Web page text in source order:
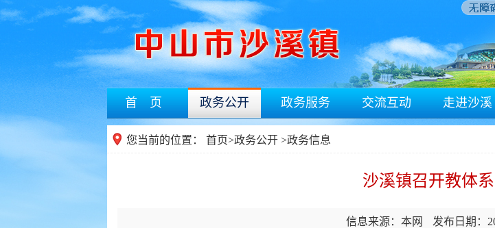
首 页 政务公开 政务服务 交流互动 走进沙溪
您当前的位置： 首页>政务公开 >政务信息
沙溪镇召开教体
信息来源：本网 发布日期：